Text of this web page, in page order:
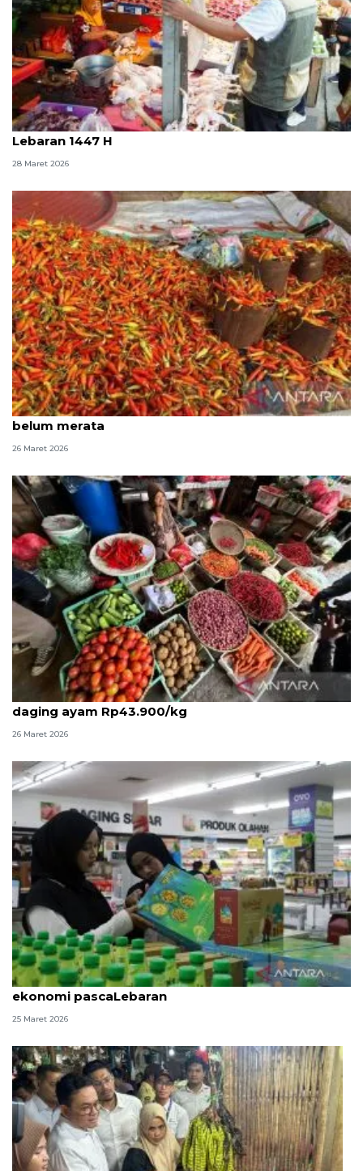
Bapanas pastikan pasokan pangan terjaga pasca
Lebaran 1447 H
28 Maret 2026
Pengamat: Harga cabai turun sinyal positif meski
belum merata
26 Maret 2026
PIHPS: Harga cabai rawit merah Rp91.700/kg,
daging ayam Rp43.900/kg
26 Maret 2026
CORE: Pemerintah perlu mitigasi tantangan
ekonomi pascaLebaran
25 Maret 2026